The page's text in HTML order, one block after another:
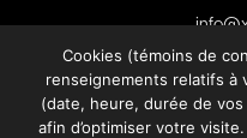
Cookies (témoins de
renseignements relatifs à
(date, heure, durée de
afin d’optimiser votre